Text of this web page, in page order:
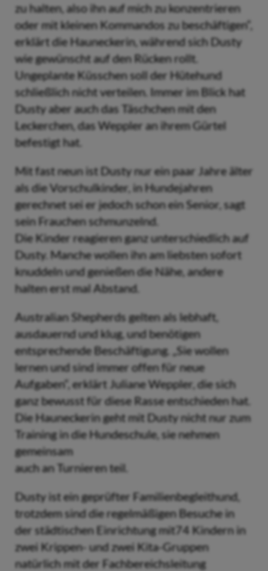
zu halten, also ihn auf mich zu konzentrieren
oder mit kleinen Kommandos zu beschäftigen“,
erklärt die Hauneckerin, während sich Dusty
wie gewünscht auf den Rücken rollt.
Ungeplante Küsschen soll der Hütehund
schließlich nicht verteilen. Immer im Blick hat
Dusty aber auch das Täschchen mit den
Leckerchen, das Weppler an ihrem Gürtel
befestigt hat.
Mit fast neun ist Dusty nur ein paar Jahre älter
als die Vorschulkinder, in Hundejahren
gerechnet sei er jedoch schon ein Senior, sagt
sein Frauchen schmunzelnd.
Die Kinder reagieren ganz unterschiedlich auf
Dusty. Manche wollen ihn am liebsten sofort
knuddeln und genießen die Nähe, andere
halten erst mal Abstand.
Australian Shepherds gelten als lebhaft,
ausdauernd und klug, und benötigen
entsprechende Beschäftigung. „Sie wollen
lernen und sind immer offen für neue
Aufgaben“, erklärt Juliane Weppler, die sich
ganz bewusst für diese Rasse entschieden hat.
Die Hauneckerin geht mit Dusty nicht nur zum
Training in die Hundeschule, sie nehmen
gemeinsam
auch an Turnieren teil.
Dusty ist ein geprüfter Familienbegleithund,
trotzdem sind die regelmäßigen Besuche in
der städtischen Einrichtung mit74 Kindern in
zwei Krippen- und zwei Kita-Gruppen
natürlich mit der Fachbereichsleitung